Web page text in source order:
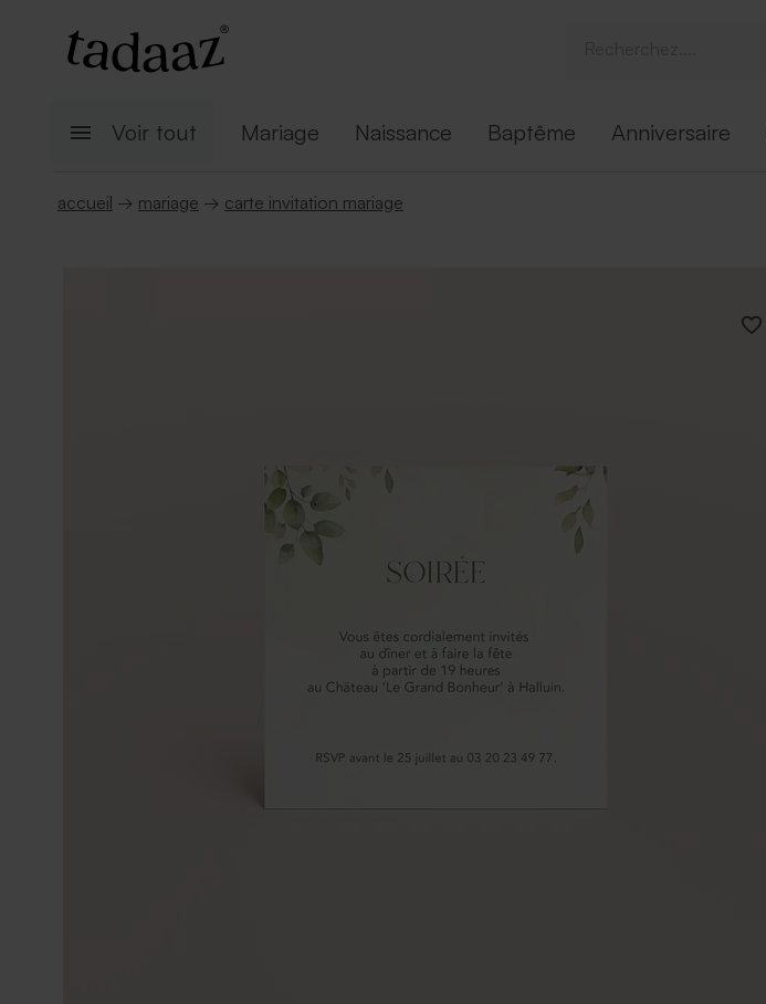
Voir tout Mariage Naissance Baptême Anniversaire
accueil → mariage → carte invitation mariage